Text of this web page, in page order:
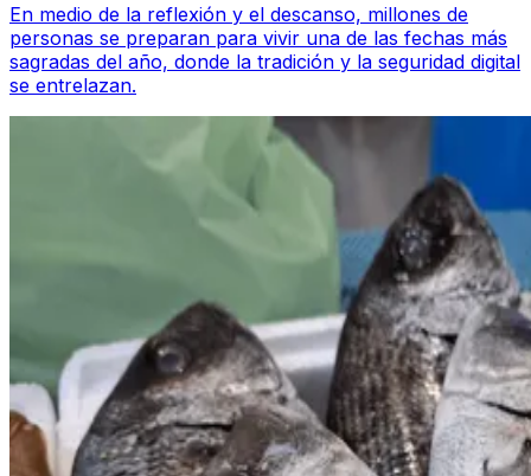
En medio de la reflexión y el descanso, millones de
personas se preparan para vivir una de las fechas más
sagradas del año, donde la tradición y la seguridad digital
se entrelazan.